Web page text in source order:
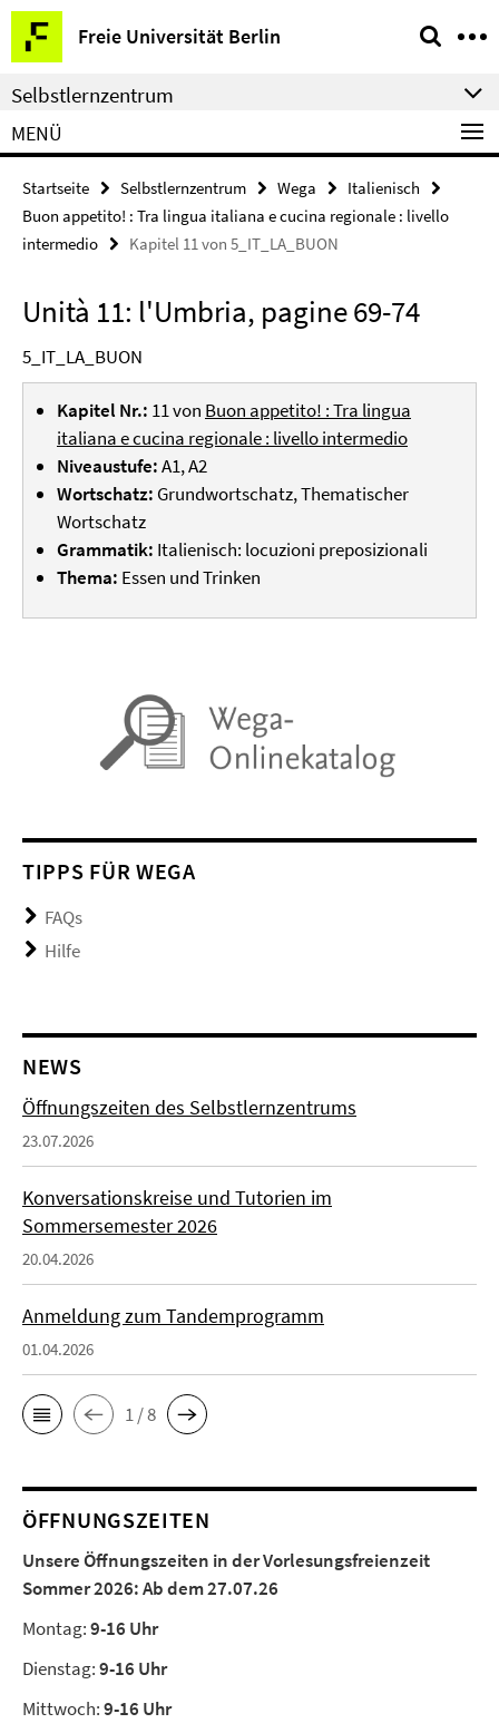
Springe
direkt
zu
Inhalt
Freie Universität Berlin
Service-
Navigation
Selbstlernzentrum
MENÜ
Startseite Selbstlernzentrum Wega
Italienisch
Buon appetito! : Tra lingua italiana e cucina regionale : livello
intermedio
Kapitel 11 von 5_IT_LA_BUON
Unità 11: l'Umbria, pagine 69-74
5_IT_LA_BUON
Kapitel Nr.: 11 von Buon appetito! : Tra lingua
italiana e cucina regionale : livello intermedio
Niveaustufe:A1, A2
Wortschatz: Grundwortschatz, Thematischer
Wortschatz
Grammatik: Italienisch: locuzioni preposizionali
Thema: Essen und Trinken
TIPPS FÜR WEGA
FAQs
Hilfe
NEWS
Öffnungszeiten des Selbstlernzentrums
23.07.2026
Konversationskreise und Tutorien im
Sommersemester 2026
20.04.2026
Anmeldung zum Tandemprogramm
01.04.2026
1 / 8
ÖFFNUNGSZEITEN
Unsere Öffnungszeiten in der Vorlesungsfreienzeit
Sommer 2026:Ab dem 27.07.26
Montag:9-16 Uhr
Dienstag:9-16 Uhr
Mittwoch:9-16 Uhr